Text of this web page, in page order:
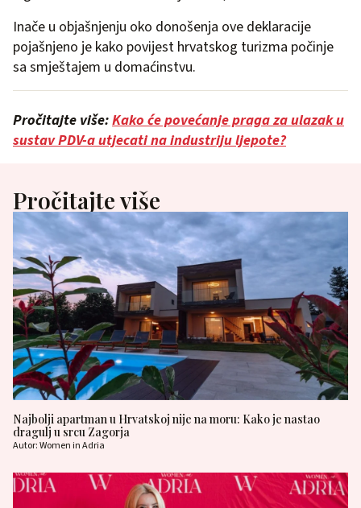
Inače u objašnjenju oko donošenja ove deklaracije
pojašnjeno je kako povijest hrvatskog turizma počinje
sa smještajem u domaćinstvu.
Pročitajte više:Kako će povećanje praga za ulazak u
sustav PDV-a utjecati na industriju ljepote?
Pročitajte više
Najbolji apartman u Hrvatskoj nije na moru: Kako je nastao
dragulj u srcu Zagorja
Autor: Women in Adria